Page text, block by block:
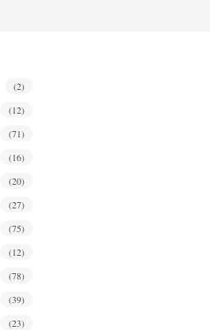
(2)
(12)
(71)
(16)
(20)
(27)
(75)
(12)
(78)
(39)
(23)